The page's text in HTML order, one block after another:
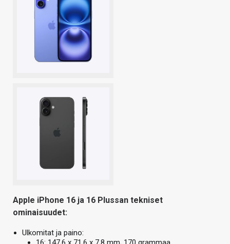
Apple iPhone 16 ja 16 Plussan tekniset
ominaisuudet:
Ulkomitat ja paino: